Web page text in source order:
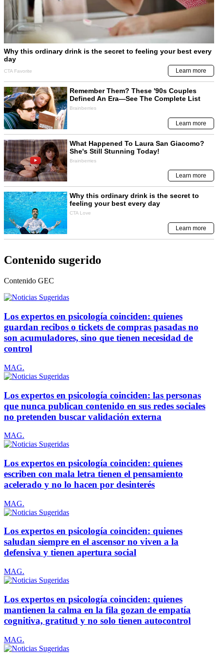
Contenido sugerido
Contenido GEC
Los expertos en psicología coinciden: quienes
guardan recibos o tickets de compras pasadas no
son acumuladores, sino que tienen necesidad de
control
MAG.
Los expertos en psicología coinciden: las personas
que nunca publican contenido en sus redes sociales
no pretenden buscar validación externa
MAG.
Los expertos en psicología coinciden: quienes
escriben con mala letra tienen el pensamiento
acelerado y no lo hacen por desinterés
MAG.
Los expertos en psicología coinciden: quienes
saludan siempre en el ascensor no viven a la
defensiva y tienen apertura social
MAG.
Los expertos en psicología coinciden: quienes
mantienen la calma en la fila gozan de empatía
cognitiva, gratitud y no solo tienen autocontrol
MAG.